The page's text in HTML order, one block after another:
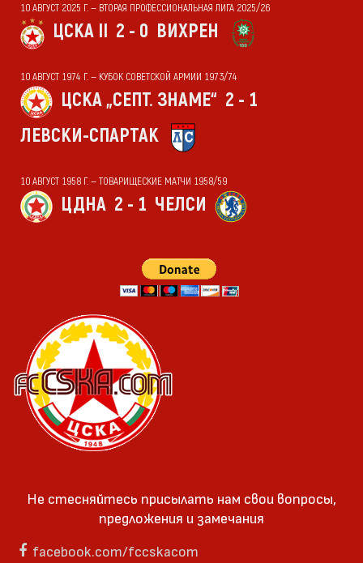
10 АВГУСТ 2025 Г. — ВТОРАЯ ПРОФЕССИОНАЛЬНАЯ ЛИГА 2025/26
ЦСКА II 2 - 0 ВИХРЕН
10 АВГУСТ 1974 Г. — КУБОК СОВЕТСКОЙ АРМИИ 1973/74
ЦСКА „СЕПТ. ЗНАМЕ“ 2 - 1
ЛЕВСКИ-СПАРТАК
10 АВГУСТ 1958 Г. — ТОВАРИЩЕСКИЕ МАТЧИ 1958/59
ЦДНА 2 - 1 ЧЕЛСИ
Не стесняйтесь присылать нам свои вопросы,
предложения и замечания
facebook.com/fccskacom